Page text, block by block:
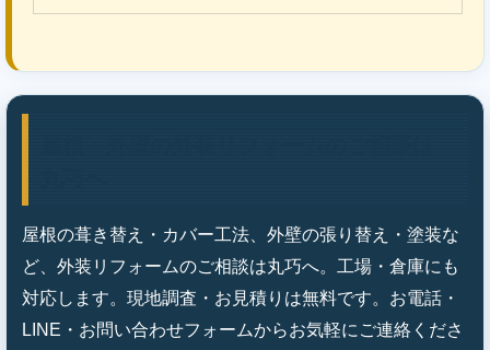
屋根の葺き替え・カバー工法、外壁の張り替え・塗装な
ど、外装リフォームのご相談は丸巧へ。工場・倉庫にも
対応します。現地調査・お見積りは無料です。お電話・
LINE・お問い合わせフォームからお気軽にご連絡くださ